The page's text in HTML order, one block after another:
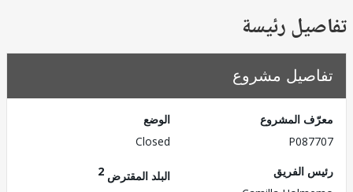
رئيسة
مشروع
المشروع
الفريق
البلد المقترض